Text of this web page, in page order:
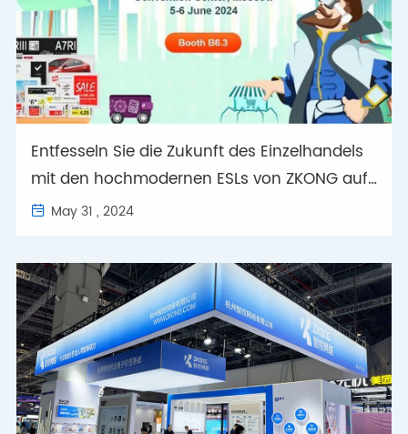
Entfesseln Sie die Zukunft des Einzelhandels
mit den hochmodernen ESLs von ZKONG auf
der ECOM 2024
 May 31 , 2024